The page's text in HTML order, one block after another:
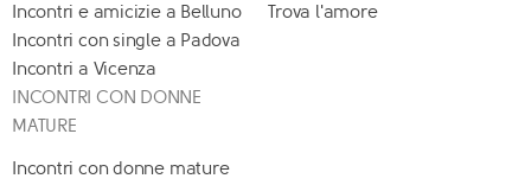
Incontri e amicizie a Belluno
Incontri con single a Padova
Incontri a Vicenza
Trova l'amore
INCONTRI CON DONNE
MATURE
Incontri con donne mature